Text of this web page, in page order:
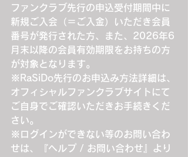
ファンクラブ先行の申込受付期間中に
新規ご入会（＝ご入金）いただき会員
番号が発行された方、また、2026年6
月末以降の会員有効期限をお持ちの方
が対象となります。
※RaSiDo先行のお申込み方法詳細は、
オフィシャルファンクラブサイトにて
ご自身でご確認いただきお手続きくだ
さい。
※ログインができない等のお問い合わ
せは、『ヘルプ / お問い合わせ』より